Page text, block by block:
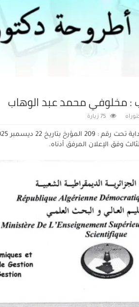
: مخلوفي محمد عبد الوهاب
75 زيارة
وفق الإعلان المرفق أدناه.